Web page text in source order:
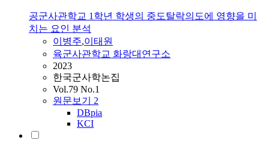
공군사관학교 1학년 학생의 중도탈락의도에 영향을 미
치는 요인 분석
이병주,이태원
육군사관학교 화랑대연구소
2023
한국군사학논집
Vol.79 No.1
원문보기 2
DBpia
KCI